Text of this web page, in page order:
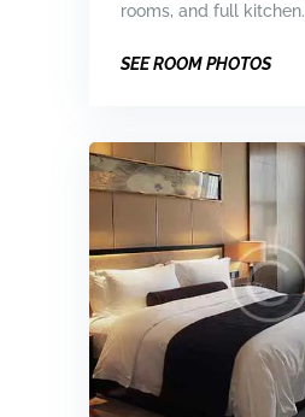
rooms, and full kitchen.
SEE ROOM PHOTOS